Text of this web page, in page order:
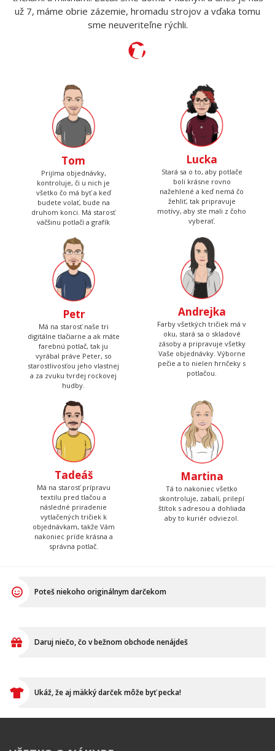
Už viac ako 10 rokov sa snažíme rozdávať radosť našimi
tričkami a mikinami. Začali sme doma v kuchyni a dnes je nás
už 7, máme obrie zázemie, hromadu strojov a vďaka tomu
sme neuveriteľne rýchli.
Tom
Prijíma objednávky,
kontroluje, či u nich je
všetko čo má byť a keď
budete volať, bude na
druhom konci. Má starosť
väčšinu potlačí a grafík
Lucka
Stará sa o to, aby potlače
boli krásne rovno
nažehlené a keď nemá čo
žehliť, tak pripravuje
vyberať.
Petr
Má na starosť naše tri
digitálne tlačiarne a ak máte
farebnú potlač, tak ju
vyrábal práve Peter, so
starostlivosťou jeho vlastnej
a za zvuku tvrdej rockovej
hudby.
Andrejka
Farby všetkých tričiek má v
oku, stará sa o skladové
zásoby a pripravuje všetky
Vaše objednávky. Výborne
Tadeáš
Má na starosť prípravu
textilu pred tlačou a
následné priradenie
vytlačených tričiek k
objednávkam, takže Vám
Martina
Tá to nakoniec všetko
skontroluje, zabalí, prilepí